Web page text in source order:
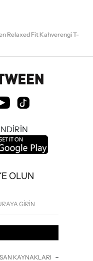
Relaxed Fit Kahverengi T-
OLUN
KAYNAKLARI -